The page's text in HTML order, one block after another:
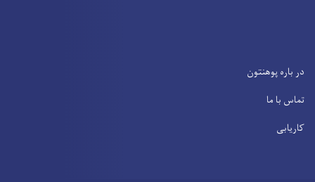
در باره پوهنتون
تماس با ما
کاریابی